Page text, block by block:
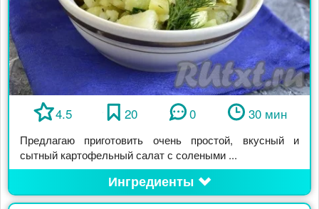
4.5 20 0 30 мин
Предлагаю приготовить очень простой, вкусный и
сытный картофельный салат с солеными ...
Ингредиенты